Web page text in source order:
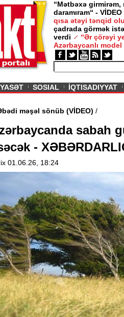
“Mətbəxə girmirəm,
daramıram“ - VİDEO
qısa ətəyi tənqid
çadrada görmək
verdi
“Ər çörəyi
Azərbaycanlı model
SOSIAL İQTISADIYYAT
- Əbədi məşəl sönüb (VİDEO)
sabah
-
01.06.26, 18:24